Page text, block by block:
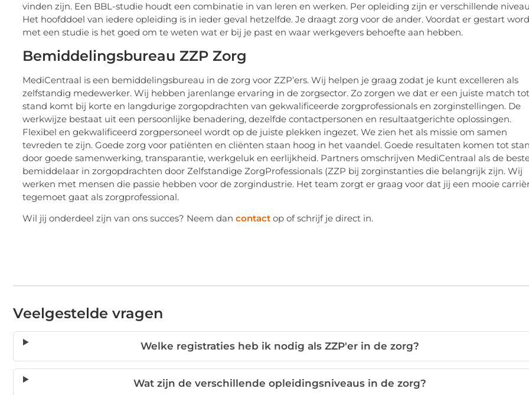
vinden zijn. Een BBL-studie houdt een combinatie in van leren en werken. Per opleiding zijn er verschillende
Het hoofddoel van iedere opleiding is in ieder geval hetzelfde. Je draagt zorg voor de ander. Voordat er gestart
met een studie is het goed om te weten wat er bij je past en waar werkgevers behoefte aan hebben.
Bemiddelingsbureau ZZP Zorg
MediCentraal is een bemiddelingsbureau in de zorg voor ZZP’ers. Wij helpen je graag zodat je kunt excelleren als
zelfstandig medewerker. Wij hebben jarenlange ervaring in de zorgsector. Zo zorgen we dat er een juiste match tot
stand komt bij korte en langdurige zorgopdrachten van gekwalificeerde zorgprofessionals en zorginstellingen. De
werkwijze bestaat uit een persoonlijke benadering, dezelfde contactpersonen en resultaatgerichte oplossingen.
Flexibel en gekwalificeerd zorgpersoneel wordt op de juiste plekken ingezet. We zien het als missie om samen
tevreden te zijn. Goede zorg voor patiënten en cliënten staan hoog in het vaandel. Goede resultaten komen tot
door goede samenwerking, transparantie, werkgeluk en eerlijkheid. Partners omschrijven MediCentraal als de
bemiddelaar in zorgopdrachten door Zelfstandige ZorgProfessionals (ZZP bij zorginstanties die belangrijk zijn. Wij
werken met mensen die passie hebben voor de zorgindustrie. Het team zorgt er graag voor dat jij een mooie
tegemoet gaat als zorgprofessional.
Wil jij onderdeel zijn van ons succes? Neem dan contact op of schrijf je direct in.
Veelgestelde vragen
Welke registraties heb ik nodig als ZZP'er in de zorg?
Wat zijn de verschillende opleidingsniveaus in de zorg?